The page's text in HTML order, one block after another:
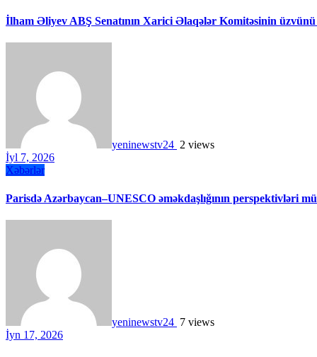
İlham Əliyev ABŞ Senatının Xarici Əlaqələr Komitəsinin
yeninewstv24 2 views
İyl 7, 2026
Xəbərlər
Parisdə Azərbaycan–UNESCO əməkdaşlığının perspektivləri
yeninewstv24 7 views
İyn 17, 2026